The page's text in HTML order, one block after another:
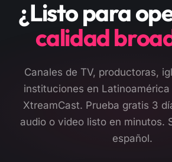
¿Listo para
calidad
Canales de TV, productoras,
instituciones en
XtreamCast. Prueba gratis 3
audio o video listo en minutos.
español.